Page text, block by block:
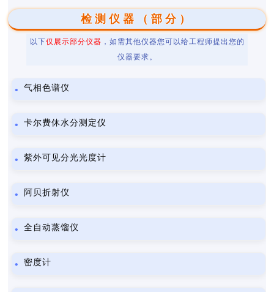
检测仪器（部分）
以下仅展示部分仪器 ，如需其他仪器您可以给工程师提出您的
仪器要求。
气相色谱仪
卡尔费休水分测定仪
紫外可见分光光度计
阿贝折射仪
全自动蒸馏仪
密度计